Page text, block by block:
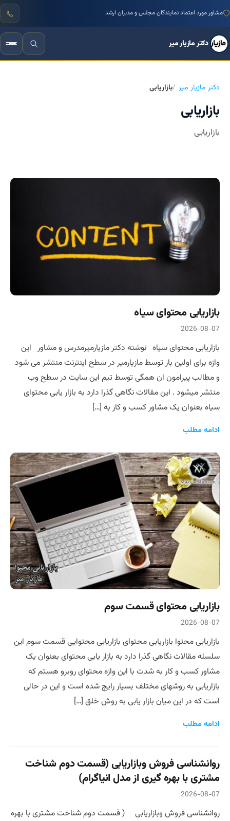
منتور بیش از ۱۰۰۰ کسب‌وکار ایرانی
دکتر مازیار میر
دکتر مازیار میر بازاریابی
بازاریابی
بازاریابی
بازاریابی محتوای سیاه
2026-08-07
بازاریابی محتوای سیاه نوشته دکتر مازیارمیرمدرس و مشاور این
وازه برای اولین بار توسط مازیارمیر در سطح اینترنت منتشر می شود
و مطالب پیرامون ان همگی توسط تیم این سایت در سطح وب
منتشر میشود . این مقالات نگاهی گذرا دارد به بازار یابی محتوای
سیاه بعنوان یک مشاور کسب و کار به […]
ادامه مطلب
بازاریابی محتوای قسمت سوم
2026-08-07
بازاریابی محتوا بازاریابی محتوای بازاریابی محتوایی قسمت سوم این
سلسله مقالات نگاهی گذرا دارد به بازار یابی محتوای بعنوان یک
مشاور کسب و کار به شدت با این وازه محتوای روبرو هستم که
بازاریابی به روشهای مختلف بسیار رایج شده است و این در حالی
است که در این میان بازار یابی به روش خلق […]
ادامه مطلب
روانشناسی فروش وبازاریابی (قسمت دوم شناخت
مشتری با بهره گیری از مدل انیاگرام)
2026-08-07
روانشناسی فروش وبازاریابی ( قسمت دوم شناخت مشتری با بهره